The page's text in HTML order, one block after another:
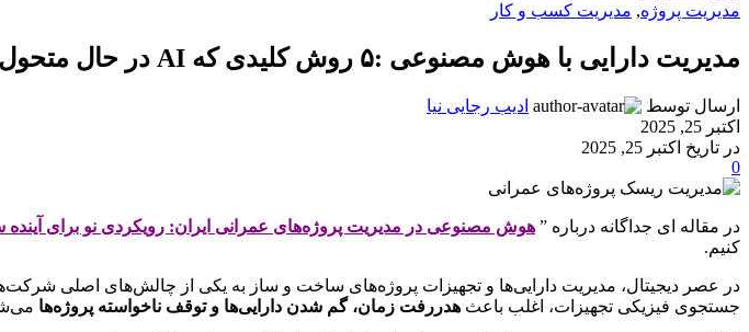
مدیریت پروژه, مدیریت کسب و کار
مدیریت دارایی با هوش مصنوعی :۵ روش کلیدی که AI در حال متحول کردن مدیریت و ردیابی دارایی‌ها در پروژه‌های ساخت است
ارسال توسط
ادیب رجایی نیا
اکتبر 25, 2025
در تاریخ اکتبر 25, 2025
0
در مقاله ای جداگانه درباره ” هوش مصنوعی در مدیریت پروژه‌های عمرانی ایران: رویکردی نو برای
کنیم.
در عصر دیجیتال، مدیریت دارایی‌ها و تجهیزات پروژه‌های ساخت و ساز به یکی از چالش‌های اصلی
جستجوی فیزیکی تجهیزات، اغلب باعث هدررفت زمان، گم شدن دارایی‌ها و توقف ناخواسته پروژه‌ها